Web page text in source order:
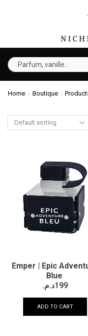
Home Boutique
Emper | Epic
Blue
199د.م.
ADD TO CART